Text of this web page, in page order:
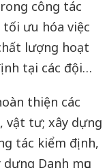
công tác
ưu hóa việc
lượng hoạt
tại các đội…
thiện các
vật tư; xây dựng
tác kiểm định,
Danh mục